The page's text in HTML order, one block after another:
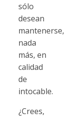
sólo
desean
mantenerse,
nada
más, en
calidad
de
intocable.
¿Crees,